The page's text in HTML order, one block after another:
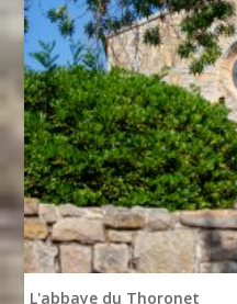
L'abbaye du Thoronet